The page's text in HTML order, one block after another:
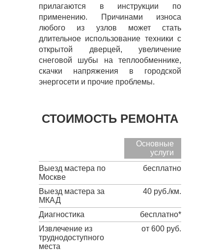
прилагаются в инструкции по
применению. Причинами износа
любого из узлов может стать
длительное использование техники с
открытой дверцей, увеличение
снеговой шубы на теплообменнике,
скачки напряжения в городской
энергосети и прочие проблемы.
СТОИМОСТЬ РЕМОНТА
Основные
услуги
Выезд мастера по
Москве
бесплатно
Выезд мастера за
МКАД
40 руб./км.
Диагностика
бесплатно*
Извлечение из
труднодоступного
места
от 600 руб.